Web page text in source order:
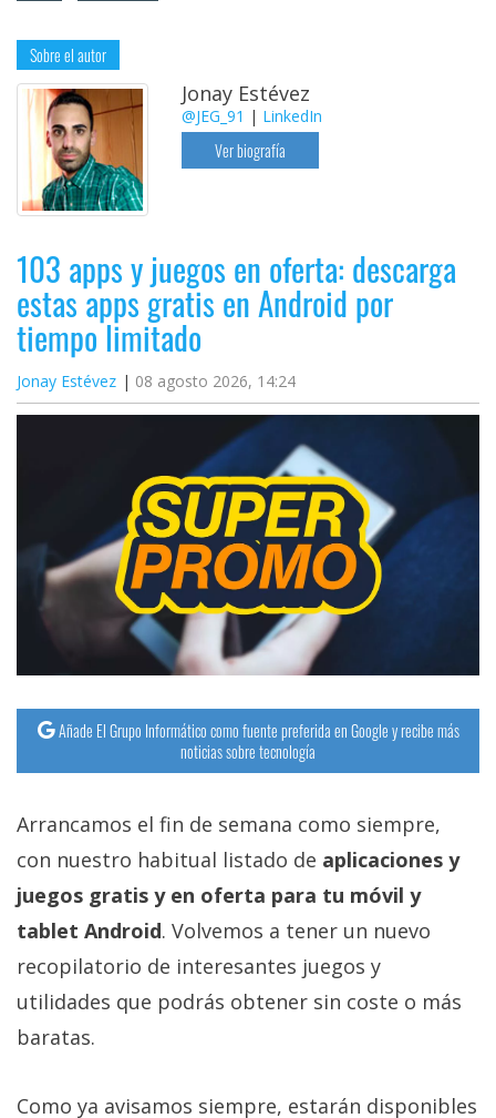
Sobre el autor
Jonay Estévez
@JEG_91 | LinkedIn
Ver biografía
103 apps y juegos en oferta: descarga
estas apps gratis en Android por
tiempo limitado
Jonay Estévez 08 agosto 2026, 14:24
Añade El Grupo Informático como fuente preferida en Google y recibe más
noticias sobre tecnología
Arrancamos el fin de semana como siempre,
con nuestro habitual listado de aplicaciones y
juegos gratis y en oferta para tu móvil y
tablet Android. Volvemos a tener un nuevo
recopilatorio de interesantes juegos y
utilidades que podrás obtener sin coste o más
baratas.
Como ya avisamos siempre, estarán disponibles